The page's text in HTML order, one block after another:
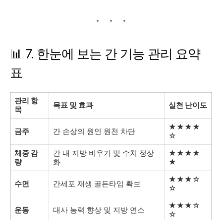
📊 7. 한눈에 보는 간 기능 관리 요약
표
관리 항
목
목표 및 효과 실천 난이도
금주 간 손상의 원인 원천 차단
★★★★
☆
체중 감
량
간 내 지방 비우기 및 수치 정상
화
★★★★
★
수면 간세포 재생 골든타임 확보
★★★☆
☆
운동 대사 능력 향상 및 지방 연소
★★★☆
☆